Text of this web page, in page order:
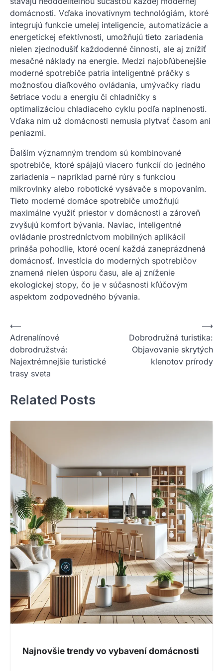
domácnosti. Vďaka inovatívnym technológiám, ktoré
integrujú funkcie umelej inteligencie, automatizácie a
energetickej efektívnosti, umožňujú tieto zariadenia
nielen zjednodušiť každodenné činnosti, ale aj znížiť
mesačné náklady na energie. Medzi najobľúbenejšie
moderné spotrebiče patria inteligentné práčky s
možnosťou diaľkového ovládania, umývačky riadu
šetriace vodu a energiu či chladničky s
optimalizáciou chladiaceho cyklu podľa naplnenosti.
Vďaka nim už domácnosti nemusia plytvať časom ani
peniazmi.
Ďalším významným trendom sú kombinované
spotrebiče, ktoré spájajú viacero funkcií do jedného
zariadenia – napríklad parné rúry s funkciou
mikrovlnky alebo robotické vysávače s mopovaním.
Tieto moderné domáce spotrebiče umožňujú
maximálne využiť priestor v domácnosti a zároveň
zvyšujú komfort bývania. Naviac, inteligentné
ovládanie prostredníctvom mobilných aplikácií
prináša pohodlie, ktoré ocení každá zaneprázdnená
domácnosť. Investícia do moderných spotrebičov
znamená nielen úsporu času, ale aj zníženie
ekologickej stopy, čo je v súčasnosti kľúčovým
aspektom zodpovedného bývania.
Nawigacja
wpisu
⟵
Adrenalínové
dobrodružstvá:
Najextrémnejšie turistické
trasy sveta
Dobrodružná turistika:
Objavovanie skrytých
klenotov prírody
⟶
Related Posts
Najnovšie trendy vo vybavení domácnosti